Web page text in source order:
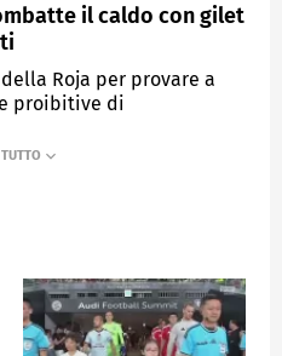
il caldo con gilet
Roja per provare a
proibitive di